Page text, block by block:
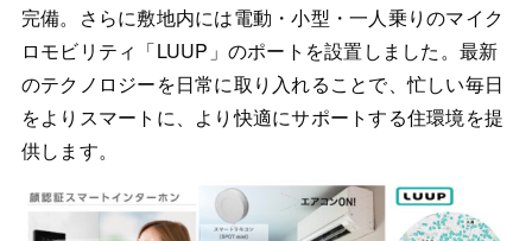
完備。さらに敷地内には電動・小型・一人乗りのマイク
ロモビリティ「LUUP」のポートを設置しました。最新
のテクノロジーを日常に取り入れることで、忙しい毎日
をよりスマートに、より快適にサポートする住環境を提
供します。